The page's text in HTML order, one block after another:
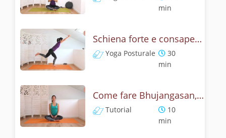
min
Schiena forte e consapevole con Bhujangasana, la posizione del cobra
Yoga Posturale
30
min
Come fare Bhujangasan, la posizione del cobra? Tutorial
Tutorial
10
min